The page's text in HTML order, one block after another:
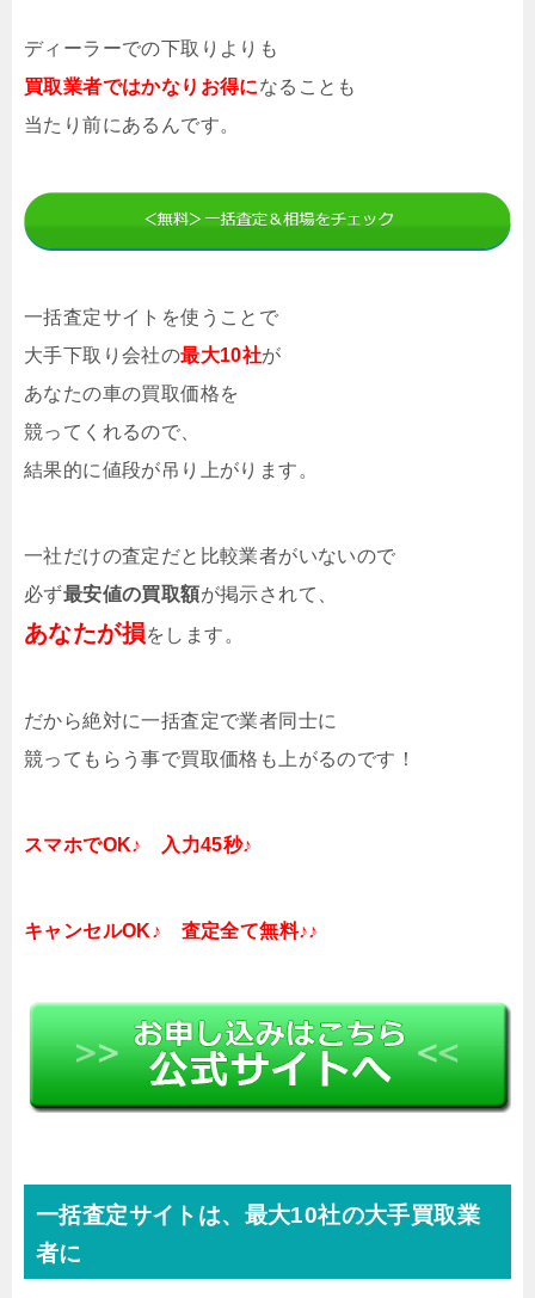
ディーラーでの下取りよりも
買取業者ではかなりお得になることも
当たり前にあるんです。
一括査定サイトを使うことで
大手下取り会社の最大10社が
あなたの車の買取価格を
競ってくれるので、
結果的に値段が吊り上がります。
一社だけの査定だと比較業者がいないので
必ず最安値の買取額が掲示されて、
あなたが損をします。
だから絶対に一括査定で業者同士に
競ってもらう事で買取価格も上がるのです！
スマホでOK♪ 入力45秒♪
キャンセルOK♪ 査定全て無料♪♪
一括査定サイトは、最大10社の大手買取業
者に